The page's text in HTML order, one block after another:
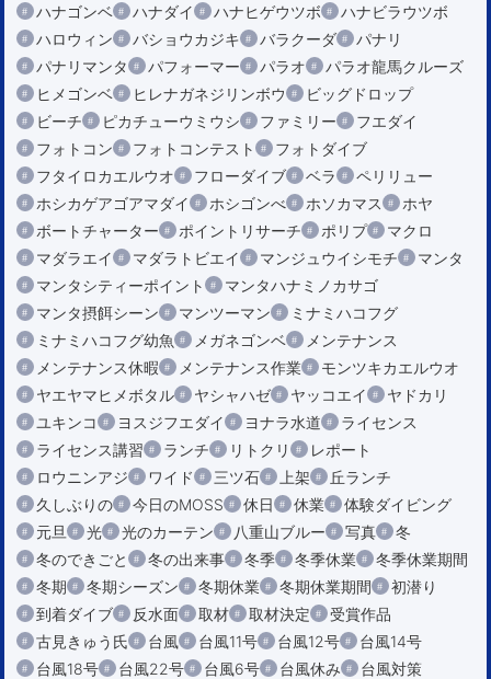
ハナゴンベ
ハナダイ ハナヒゲウツボ
ハナビラウツボ
ハロウィン
バショウカジキ バラクーダ
パナリ
パナリマンタ
パフォーマー パラオ
パラオ龍馬クルーズ
ヒメゴンベ
ヒレナガネジリンボウ
ビッグドロップ
ビーチ
ピカチューウミウシ ファミリー
フエダイ
フォトコン
フォトコンテスト
フォトダイブ
フタイロカエルウオ
フローダイブ ベラ
ペリリュー
ホシカゲアゴアマダイ
ホシゴンべ ホソカマス
ホヤ
ボートチャーター
ポイントリサーチ ポリプ
マクロ
マダラエイ
マダラトビエイ マンジュウイシモチ
マンタ
マンタシティーポイント
マンタハナミノカサゴ
マンタ摂餌シーン
マンツーマン
ミナミハコフグ
ミナミハコフグ幼魚
メガネゴンベ
メンテナンス
メンテナンス休暇
メンテナンス作業
モンツキカエルウオ
ヤエヤマヒメボタル
ヤシャハゼ ヤッコエイ
ヤドカリ
ユキンコ
ヨスジフエダイ ヨナラ水道
ライセンス
ライセンス講習
ランチ リトクリ
レポート
ロウニンアジ
ワイド 三ツ石 上架
丘ランチ
久しぶりの
今日のMOSS 休日 休業
体験ダイビング
元旦
光 光のカーテン 八重山ブルー 写真
冬
冬のできごと
冬の出来事 冬季 冬季休業
冬季休業期間
冬期
冬期シーズン 冬期休業 冬期休業期間
初潜り
到着ダイブ
反水面 取材 取材決定
受賞作品
古見きゅう氏
台風 台風11号 台風12号
台風14号
台風18号
台風22号 台風6号 台風休み
台風対策